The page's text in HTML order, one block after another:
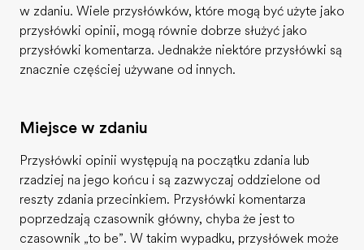
w zdaniu. Wiele przysłówków, które mogą być użyte jako
przysłówki opinii, mogą równie dobrze służyć jako
przysłówki komentarza. Jednakże niektóre przysłówki są
znacznie częściej używane od innych.
Miejsce w zdaniu
Przysłówki opinii występują na początku zdania lub
rzadziej na jego końcu i są zazwyczaj oddzielone od
reszty zdania przecinkiem. Przysłówki komentarza
poprzedzają czasownik główny, chyba że jest to
czasownik „to be”. W takim wypadku, przysłówek może